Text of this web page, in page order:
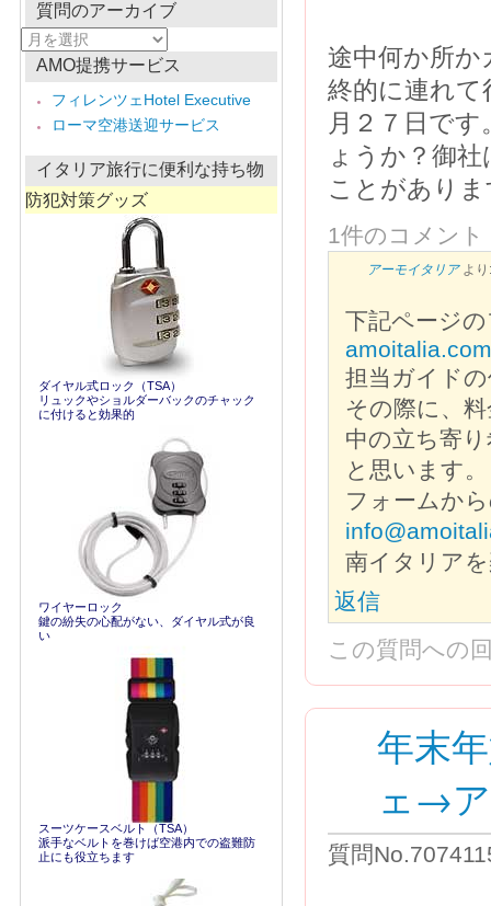
途中何か所
終的に連れ
月２７日で
ょうか？御
ことがありま
1件のコメント
アーモイタリア より:
下記ページ
担当ガイド
その際に、
中の立ち寄
と思います。
フォームか
南イタリア
返信
この質問への
年末
ェ→
質問
質問のアーカイブ
質
問
AMO提携サービス
フィレンツェHotel Executive
ローマ空港送迎サービス
イタリア旅行に便利な持ち物
防犯対策グッズ
ダイヤル式ロック（TSA）
リュックやショルダーバックのチャック
に付けると効果的
ワイヤーロック
鍵の紛失の心配がない、ダイヤル式が良
い
スーツケースベルト（TSA）
派手なベルトを巻けば空港内での盗難防
止にも役立ちます